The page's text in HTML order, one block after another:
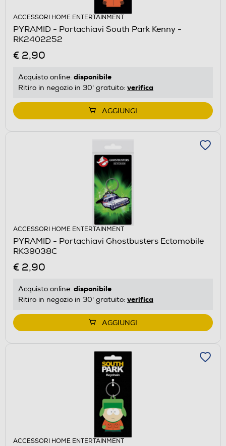
ACCESSORI HOME ENTERTAINMENT
PYRAMID - Portachiavi South Park Kenny -
RK2402252
€ 2,90
Acquisto online: disponibile
Ritiro in negozio in 30' gratuito: verifica
AGGIUNGI
ACCESSORI HOME ENTERTAINMENT
PYRAMID - Portachiavi Ghostbusters Ectomobile
RK39038C
€ 2,90
Acquisto online: disponibile
Ritiro in negozio in 30' gratuito: verifica
AGGIUNGI
ACCESSORI HOME ENTERTAINMENT